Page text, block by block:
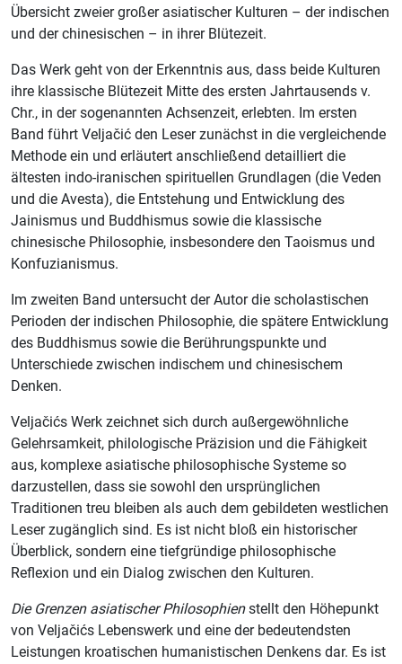
Übersicht zweier großer asiatischer Kulturen – der indischen
und der chinesischen – in ihrer Blütezeit.
Das Werk geht von der Erkenntnis aus, dass beide Kulturen
ihre klassische Blütezeit Mitte des ersten Jahrtausends v.
Chr., in der sogenannten Achsenzeit, erlebten. Im ersten
Band führt Veljačić den Leser zunächst in die vergleichende
Methode ein und erläutert anschließend detailliert die
ältesten indo-iranischen spirituellen Grundlagen (die Veden
und die Avesta), die Entstehung und Entwicklung des
Jainismus und Buddhismus sowie die klassische
chinesische Philosophie, insbesondere den Taoismus und
Konfuzianismus.
Im zweiten Band untersucht der Autor die scholastischen
Perioden der indischen Philosophie, die spätere Entwicklung
des Buddhismus sowie die Berührungspunkte und
Unterschiede zwischen indischem und chinesischem
Denken.
Veljačićs Werk zeichnet sich durch außergewöhnliche
Gelehrsamkeit, philologische Präzision und die Fähigkeit
aus, komplexe asiatische philosophische Systeme so
darzustellen, dass sie sowohl den ursprünglichen
Traditionen treu bleiben als auch dem gebildeten westlichen
Leser zugänglich sind. Es ist nicht bloß ein historischer
Überblick, sondern eine tiefgründige philosophische
Reflexion und ein Dialog zwischen den Kulturen.
Die Grenzen asiatischer Philosophienstellt den Höhepunkt
von Veljačićs Lebenswerk und eine der bedeutendsten
Leistungen kroatischen humanistischen Denkens dar. Es ist